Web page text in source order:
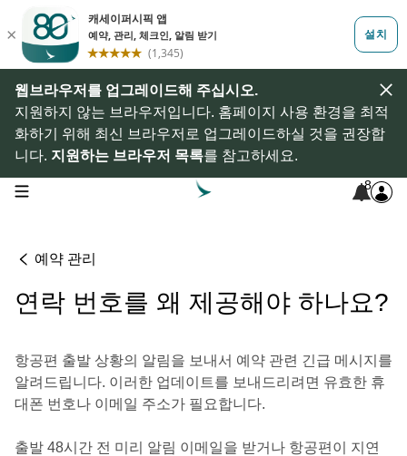
웹브라우저를 업그레이드해 주십시오.
지원하지 않는 브라우저입니다. 홈페이지 사용 환경을 최적
화하기 위해 최신 브라우저로 업그레이드하실 것을 권장합
니다. 지원하는 브라우저 목록를 참고하세요.
open navigation menu 8
예약 관리
연락 번호를 왜 제공해야 하나요?
항공편 출발 상황의 알림을 보내서 예약 관련 긴급 메시지를
알려드립니다. 이러한 업데이트를 보내드리려면 유효한 휴
대폰 번호나 이메일 주소가 필요합니다.
출발 48시간 전 미리 알림 이메일을 받거나 항공편이 지연